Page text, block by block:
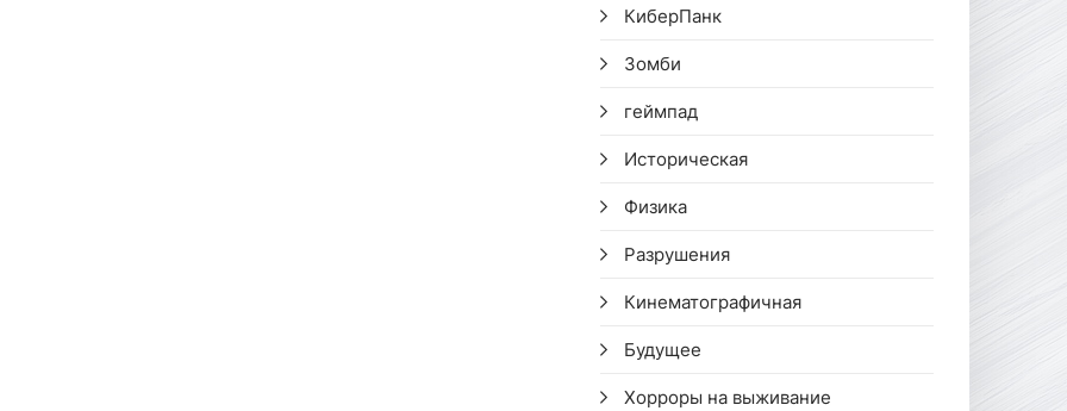
КиберПанк
Зомби
геймпад
Историческая
Физика
Разрушения
Кинематографичная
Будущее
Хорроры на выживание